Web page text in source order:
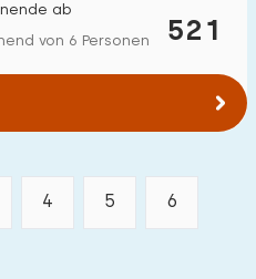
521
ab
von 6 Personen
4 5 6